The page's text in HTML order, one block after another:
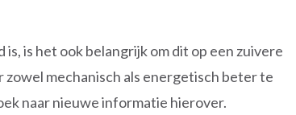
is het ook belangrijk om dit op een zuivere
mechanisch als energetisch beter te
naar nieuwe informatie hierover.